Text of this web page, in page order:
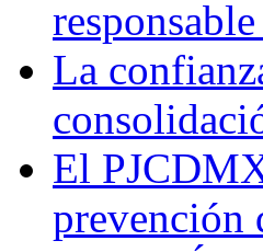
La
El
prevención